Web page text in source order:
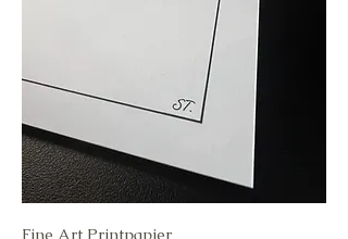
Fine Art Printpapier